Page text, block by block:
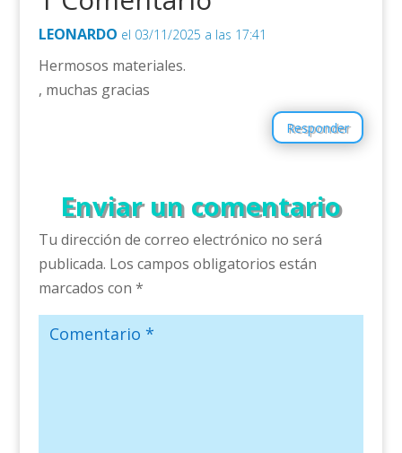
LEONARDO el 03/11/2025 a las 17:41
Hermosos materiales.
, muchas gracias
Responder
Enviar un comentario
Tu dirección de correo electrónico no será
publicada. Los campos obligatorios están
marcados con *